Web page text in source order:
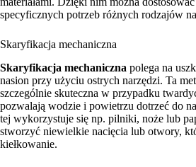
specyficznych potrzeb różnych rodzajów
Skaryfikacja mechaniczna
Skaryfikacja mechaniczna polega na
nasion przy użyciu ostrych narzędzi. Ta
szczególnie skuteczna w przypadku
pozwalają wodzie i powietrzu dotrzeć do
tej wykorzystuje się np. pilniki, noże lub
stworzyć niewielkie nacięcia lub otwory,
kiełkowanie.